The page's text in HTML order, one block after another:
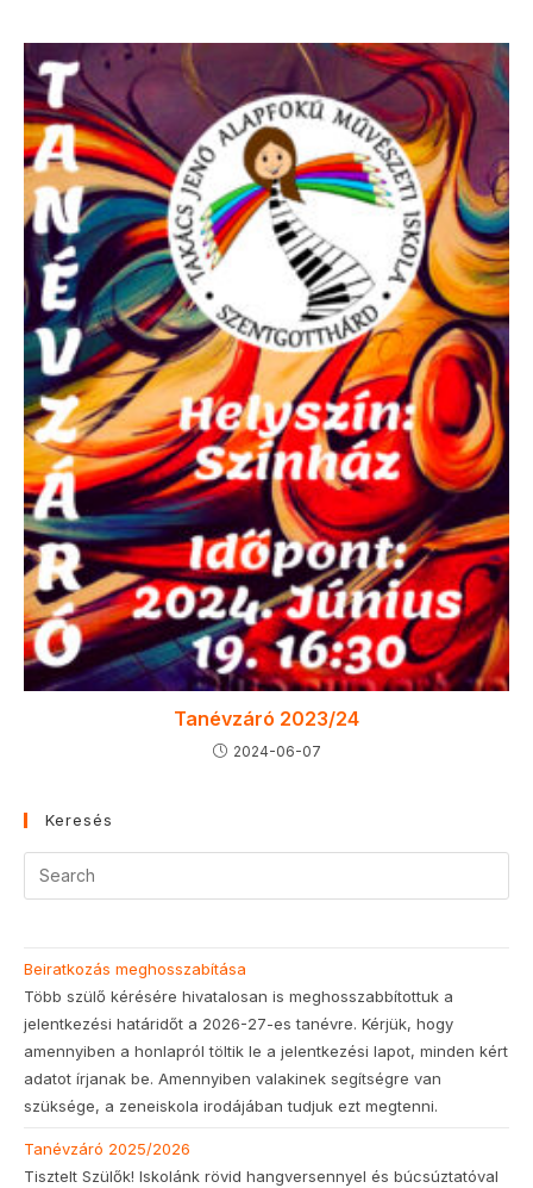
Tanévzáró 2023/24
2024-06-07
Keresés
Beiratkozás meghosszabítása
Több szülő kérésére hivatalosan is meghosszabbítottuk a
jelentkezési határidőt a 2026-27-es tanévre. Kérjük, hogy
amennyiben a honlapról töltik le a jelentkezési lapot, minden kért
adatot írjanak be. Amennyiben valakinek segítségre van
szüksége, a zeneiskola irodájában tudjuk ezt megtenni.
Tanévzáró 2025/2026
Tisztelt Szülők! Iskolánk rövid hangversennyel és búcsúztatóval